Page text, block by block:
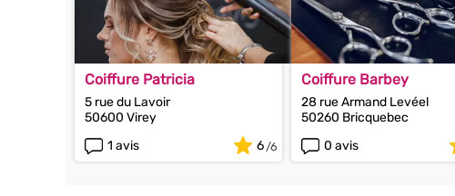
Coiffure Patricia
5 rue du Lavoir
50600 Virey
1 avis
6
Coiffure Barbey
28 rue Armand Levéel
50260 Bricquebec
0 avis